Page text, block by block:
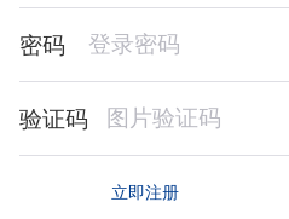
密码
验证码
立即注册